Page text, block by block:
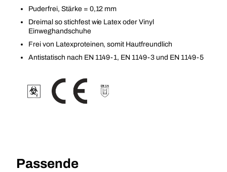
Puderfrei, Stärke = 0,12 mm
Dreimal so stichfest wie Latex oder Vinyl
Einweghandschuhe
Frei von Latexproteinen, somit Hautfreundlich
Antistatisch nach EN 1149-1, EN 1149-3 und EN 1149-5
Passende